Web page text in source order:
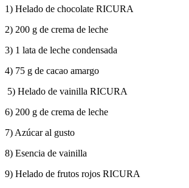
1) Helado de chocolate RICURA
2) 200 g de crema de leche
3) 1 lata de leche condensada
4) 75 g de cacao amargo
5) Helado de vainilla RICURA
6) 200 g de crema de leche
7) Azúcar al gusto
8) Esencia de vainilla
9) Helado de frutos rojos RICURA